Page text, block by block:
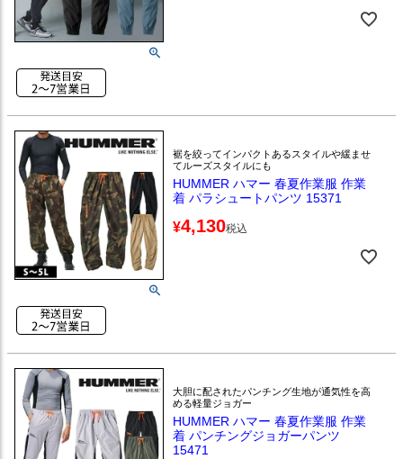
裾を絞ってインパクトあるスタイルや緩ませ
てルーズスタイルにも
HUMMER ハマー 春夏作業服 作業
着 パラシュートパンツ 15371
¥4,130税込
大胆に配されたパンチング生地が通気性を高
める軽量ジョガー
HUMMER ハマー 春夏作業服 作業
着 パンチングジョガーパンツ
15471